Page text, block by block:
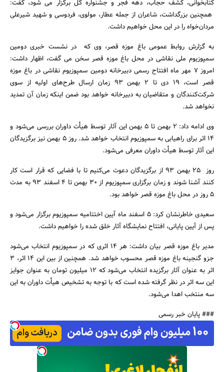
جستجو
کتابخوانی، کشف حجاب، دهه فجر و جشنواره گل برگزار می شود، گفت:
همچنین بزرگداشت، شاعران از جمله عطار، مولوی، فردوسی و شهید شیرعلی
مردان‌خواه را در این محل خواهیم داشت.
به گزارش روابط عمومی باغ موزه قصر، وی که در نشست خبری دومین
سمپوزیوم ملی نقاشی در محل باغ موزه قصر سخن می گفت، اظهار داشت:
امروز 7 مهر ماه افتتاح رسمی دبیرخانه دومین سمپوزیوم نقاشی در باغ موزه
قصر است، 19 دی تا 2 بهمن 93 زمان ارسال طرح‌های اولیه از سوی
شرکت‌کنندگان و متقاضیان به دبیرخانه خواهد بود ضمن اینکه زمان آن تمدید
نخواهد شد.
وی ادامه داد: 2 بهمن تا 5 بهمن این آثار توسط هیأت داوران بررسی می‌شود و
14 اثر برای راهیابی به سمپوزیوم انتخاب خواهد شد. روز 5 بهمن نیز برگزیدگان
این آثار توسط هیأت داوران معرفی ‌می‌شود.
روز 25 بهمن 93 از برگزیدگان دعوت می‌کنیم تا با فضایی که قرار است کار
کنند آشنا شوند و زمان برگزاری سمپوزیوم از 30 بهمن تا 4 اسفند 93 به مدت
5 روز در محل باغ موزه قصر خواهد بود.
سعیدی خاطرنشان کرد: 5 اسفند ماه آیین اختتامیه سمپوزیوم برگزار می‌شود و
پس از آیین پایانی، افتتاح نمایشگاه آثار خلق شده را خواهیم داشت.
مدیر باغ موزه قصر بیان داشت: هر 14 اثری که در سمپوزیوم انتخاب می‌شود
جزو گنجینه باغ موزه قصر محسوب خواهد شد. همچنین از بین این 14 اثر، 3
اثر به عنوان آثار برگزیده انتخاب می‌شود که 12 میلیون تومان به عنوان جوایز
این سه اثر در نظر گرفته شده است که با توجه به تشخیص هیأت داوران به این
سه منتخب اهدا می‌شود.
### پایان خبر رسمی